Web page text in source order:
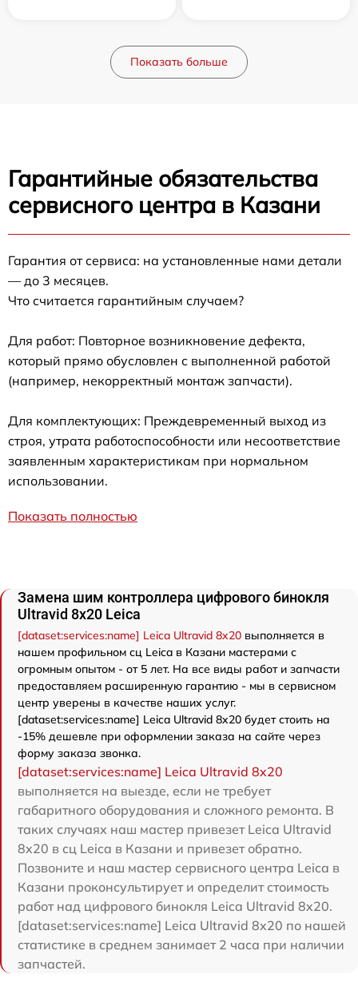
Показать больше
Гарантийные обязательства
сервисного центра в Казани
Гарантия от сервиса: на установленные нами детали
— до 3 месяцев.
Что считается гарантийным случаем?
Для работ: Повторное возникновение дефекта,
который прямо обусловлен с выполненной работой
(например, некорректный монтаж запчасти).
Для комплектующих: Преждевременный выход из
строя, утрата работоспособности или несоответствие
заявленным характеристикам при нормальном
использовании.
Показать полностью
Замена шим контроллера цифрового бинокля
Ultravid 8x20 Leica
[dataset:services:name] Leica Ultravid 8x20 выполняется в
нашем профильном сц Leica в Казани мастерами с
огромным опытом - от 5 лет. На все виды работ и запчасти
предоставляем расширенную гарантию - мы в сервисном
центр уверены в качестве наших услуг.
[dataset:services:name] Leica Ultravid 8x20 будет стоить на
-15% дешевле при оформлении заказа на сайте через
форму заказа звонка.
[dataset:services:name] Leica Ultravid 8x20
выполняется на выезде, если не требует
габаритного оборудования и сложного ремонта. В
таких случаях наш мастер привезет Leica Ultravid
8x20 в сц Leica в Казани и привезет обратно.
Позвоните и наш мастер сервисного центра Leica в
Казани проконсультирует и определит стоимость
работ над цифрового бинокля Leica Ultravid 8x20.
[dataset:services:name] Leica Ultravid 8x20 по нашей
статистике в среднем занимает 2 часа при наличии
запчастей.